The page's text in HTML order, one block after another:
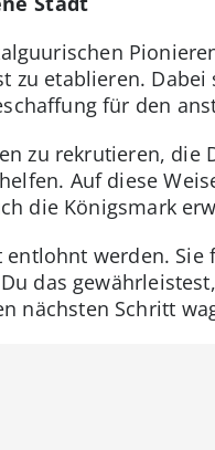
etablieren. Dabei
für den
zu rekrutieren, die
Auf diese
die Königsmark
werden. Sie
das
nächsten Schritt